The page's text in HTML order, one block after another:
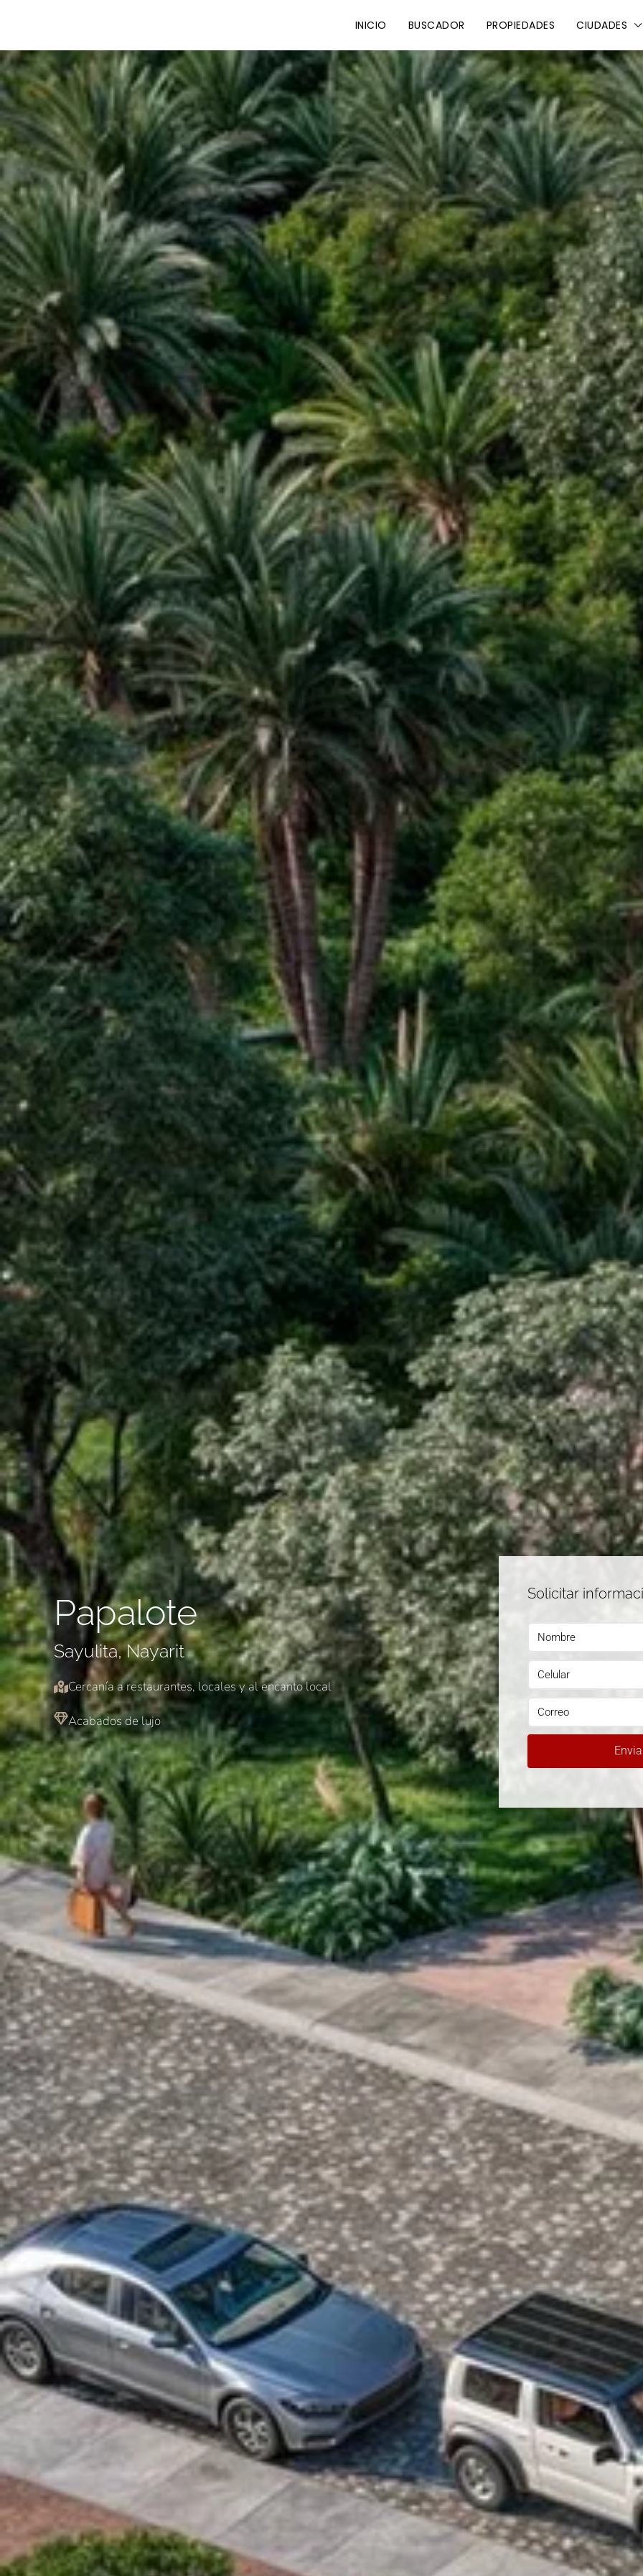
INICIO BUSCADOR PROPIEDADES CIUDADES
Papalote
Sayulita, Nayarit
Cercanía a restaurantes, locales y al encanto local
Acabados de lujo
Solicitar